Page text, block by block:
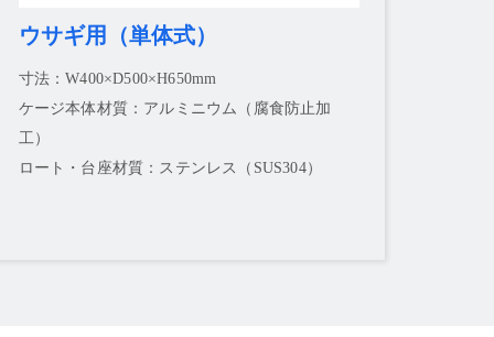
ウサギ用（単体式）
寸法：W400×D500×H650mm
ケージ本体材質：アルミニウム（腐食防止加
工）
ロート・台座材質：ステンレス（SUS304）